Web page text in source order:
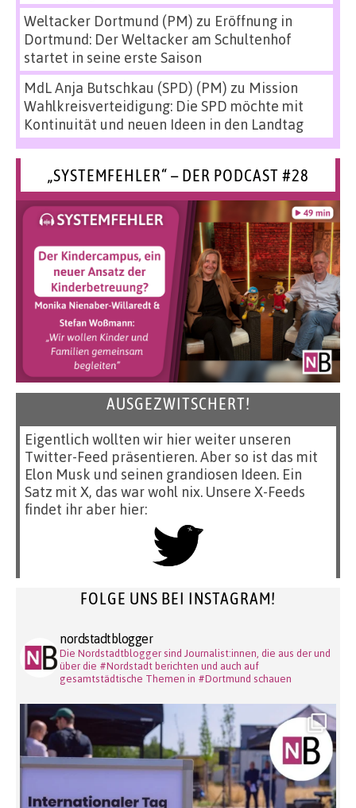
Weltacker Dortmund (PM) zu Eröffnung in
Dortmund: Der Weltacker am Schultenhof
startet in seine erste Saison
MdL Anja Butschkau (SPD) (PM) zu Mission
Wahlkreisverteidigung: Die SPD möchte mit
Kontinuität und neuen Ideen in den Landtag
„SYSTEMFEHLER“ – DER PODCAST #28
AUSGEZWITSCHERT!
Eigentlich wollten wir hier weiter unseren
Twitter-Feed präsentieren. Aber so ist das mit
Elon Musk und seinen grandiosen Ideen. Ein
Satz mit X, das war wohl nix. Unsere X-Feeds
findet ihr aber hier:
FOLGE UNS BEI INSTAGRAM!
nordstadtblogger
Die Nordstadtblogger sind Journalist:innen, die aus der und
über die #Nordstadt berichten und auch auf
gesamtstädtische Themen in #Dortmund schauen